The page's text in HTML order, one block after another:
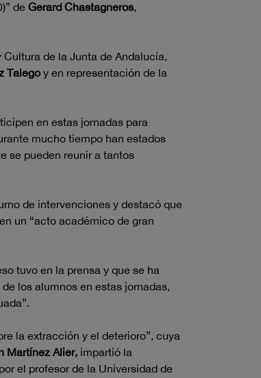
de Gerard Chastagneros,
de la Junta de Andalucía,
Talegoy en representación de la
en estas jornadas para
mucho tiempo han estados
se pueden reunir a tantos
de intervenciones y destacó que
un “acto académico de gran
tuvo en la prensa y que se ha
los alumnos en estas jornadas,
la extracción y el deterioro”, cuya
Martínez Alier, impartió la
el profesor de la Universidad de